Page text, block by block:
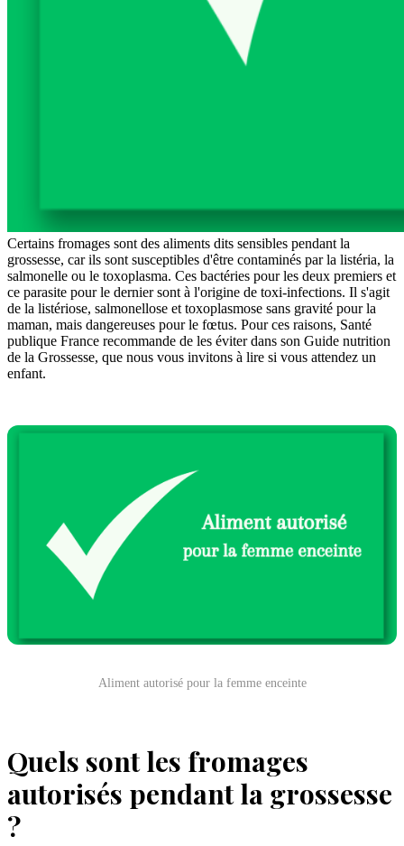
Certains fromages sont des aliments dits sensibles pendant la
grossesse, car ils sont susceptibles d'être contaminés par la listéria, la
salmonelle ou le toxoplasma. Ces bactéries pour les deux premiers et
ce parasite pour le dernier sont à l'origine de toxi-infections. Il s'agit
de la listériose, salmonellose et toxoplasmose sans gravité pour la
maman, mais dangereuses pour le fœtus. Pour ces raisons, Santé
publique France recommande de les éviter dans son Guide nutrition
de la Grossesse, que nous vous invitons à lire si vous attendez un
enfant.
Aliment autorisé pour la femme enceinte
Quels sont les fromages
autorisés pendant la grossesse
?